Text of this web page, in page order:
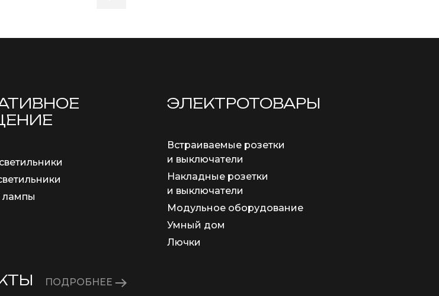
лампы
ЭЛЕКТРОТОВАРЫ
Встраиваемые розетки
и выключатели
Накладные розетки
и выключатели
Модульное оборудование
Умный дом
Лючки
ПОДРОБНЕЕ